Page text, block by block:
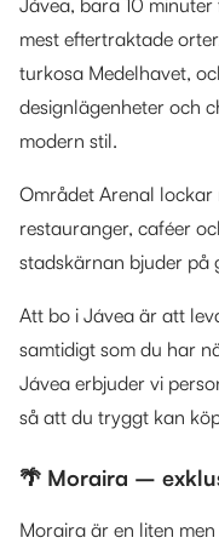
mest eftertraktade
turkosa Medelhavet,
designlägenheter och
modern stil.
Området Arenal lockar
restauranger, caféer
stadskärnan bjuder på
Att bo i Jávea är att
samtidigt som du har
Jávea erbjuder vi
så att du tryggt kan
🌴 Moraira –
Moraira är en liten